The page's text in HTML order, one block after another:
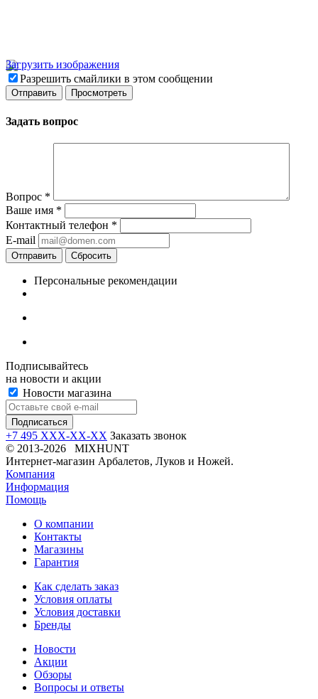
Загрузить изображения
Разрешить смайлики в этом сообщении
Задать вопрос
Вопрос *
Ваше имя *
Контактный телефон *
E-mail
Отправить Сбросить
Персональные рекомендации
Подписывайтесь
на новости и акции
Новости магазина
+7 495 XXX-XX-XX Заказать звонок
© 2013-2026 MIXHUNT
Интернет-магазин Арбалетов, Луков и Ножей.
Компания
Информация
Помощь
О компании
Контакты
Магазины
Гарантия
Как сделать заказ
Условия оплаты
Условия доставки
Бренды
Новости
Акции
Обзоры
Вопросы и ответы